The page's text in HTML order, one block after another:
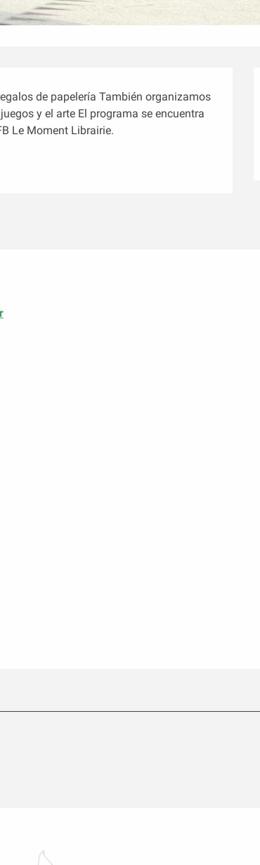
de papelería También organizamos
y el arte El programa se encuentra
Le Moment Librairie.